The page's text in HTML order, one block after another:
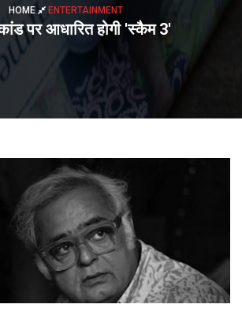
HOME ENTERTAINMENT
पर आधारित होगी 'स्कैम 3'